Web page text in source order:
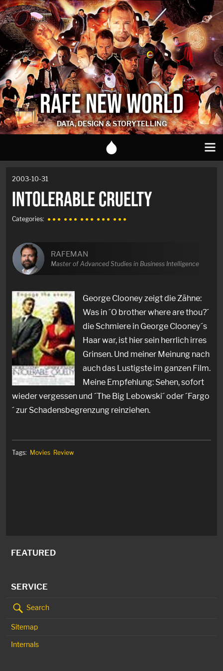
RAFE NEW WORLD
DATA, DESIGN & STORYTELLING
2003-10-31
INTOLERABLE CRUELTY
Categories: ● ● ● ● ● ● ● ● ● ● ● ● ● ● ●
RAFEMAN
Master of Advanced Studies in Business Intelligence
George Clooney zeigt die Zähne:
Was in ´O brother where are thou?´
die Schmiere in George Clooney´s
Haar war, ist hier sein herrlich irres
Grinsen. Und meiner Meinung nach
auch das Lustigste im ganzen Film.
Meine Empfehlung: Sehen, sofort
wieder vergessen und ´The Big Lebowski´ oder ´Fargo
´ zur Schadensbegrenzung reinziehen.
Tags: Movies Review
FEATURED
SERVICE
Search
Sitemap
Internals